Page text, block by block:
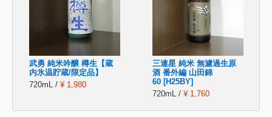
武勇 純米吟醸 樽生【蔵
内氷温貯蔵/限定品】
720mL / ¥ 1,980
三連星 純米 無濾過生原
酒 番外編 山田錦
60 [H25BY]
720mL / ¥ 1,760